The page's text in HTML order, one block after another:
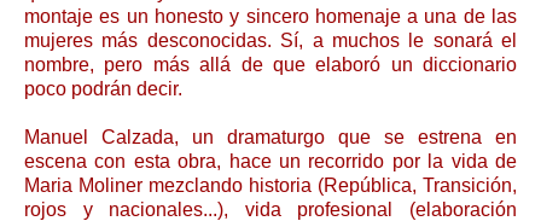
montaje es un honesto y sincero homenaje a una de las
mujeres más desconocidas. Sí, a muchos le sonará el
nombre, pero más allá de que elaboró un diccionario
poco podrán decir.
Manuel Calzada, un dramaturgo que se estrena en
escena con esta obra, hace un recorrido por la vida de
Maria Moliner mezclando historia (República, Transición,
rojos y nacionales...), vida profesional (elaboración